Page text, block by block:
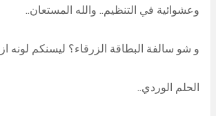
وعشوائية في التنظيم.. والله المستعان..
و شو سالفة البطاقة الزرقاء؟ ليسنكم لونه
الحلم الوردي..